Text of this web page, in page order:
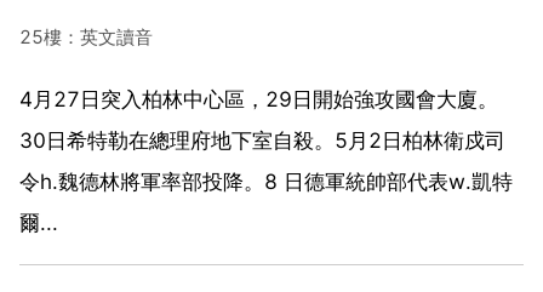
25樓：英文讀音
4月27日突入柏林中心區，29日開始強攻國會大廈。
30日希特勒在總理府地下室自殺。5月2日柏林衛戍司
令h.魏德林將軍率部投降。8 日德軍統帥部代表w.凱特
爾...